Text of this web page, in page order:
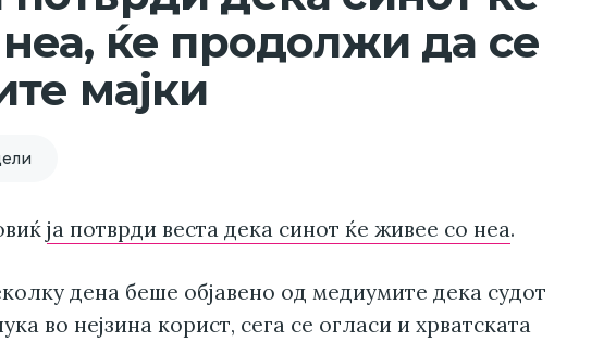
ќе продолжи да се
мајки
ја потврди веста дека синот ќе живее со неа.
дена беше објавено од медиумите дека судот
во нејзина корист, сега се огласи и хрватската